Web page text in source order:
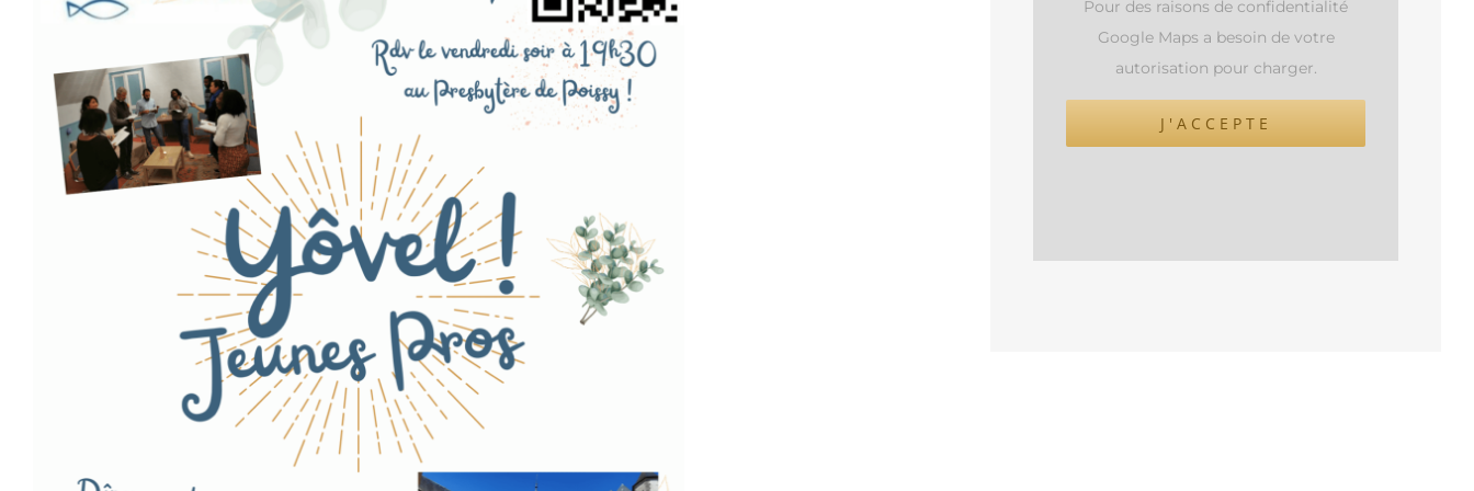
Pour des raisons de confidentialité
Google Maps a besoin de votre
autorisation pour charger.
J'ACCEPTE